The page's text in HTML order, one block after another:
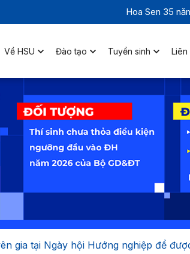
Hoa Sen 35
Về HSU Đào tạo Tuyển sinh Liên
gia tại Ngày hội Hướng nghiệp để